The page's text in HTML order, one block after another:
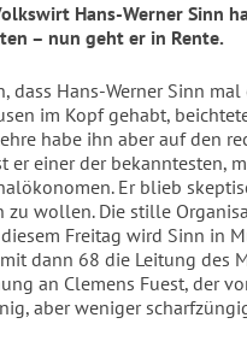
Hans-Werner Sinn
– nun geht er in Rente.
dass Hans-Werner Sinn
im Kopf gehabt,
habe ihn aber auf den
er einer der bekanntesten,
Er blieb
zu wollen. Die stille
Freitag wird Sinn in
dann 68 die Leitung des
an Clemens Fuest, der
aber weniger